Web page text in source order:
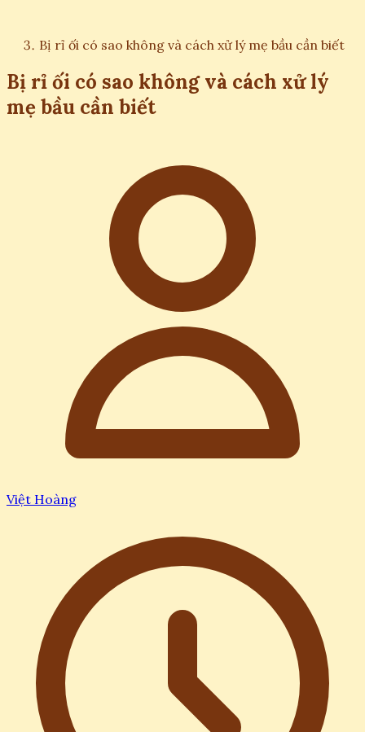
Bị rỉ ối có sao không và cách xử lý mẹ bầu cần biết
Bị rỉ ối có sao không và cách xử lý
mẹ bầu cần biết
Việt Hoàng